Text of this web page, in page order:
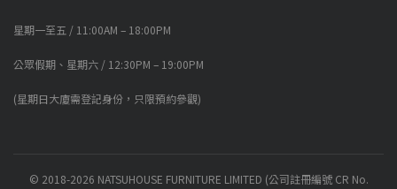
星期一至五 / 11:00AM – 18:00PM
公眾假期、星期六 / 12:30PM – 19:00PM
(星期日大廈需登記身份，只限預約參觀)
© 2018-2026 NATSUHOUSE FURNITURE LIMITED (公司註冊編號 CR No.